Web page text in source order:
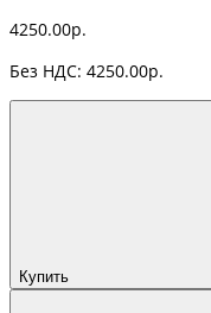
4250.00р.
Без НДС: 4250.00р.
Купить